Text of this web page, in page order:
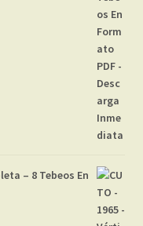
– 8 Tebeos En